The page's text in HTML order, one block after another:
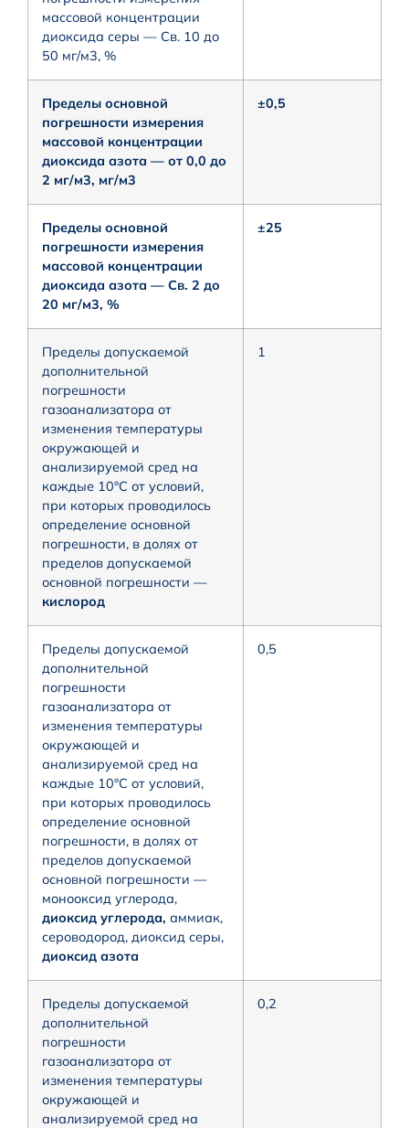
массовой концентрации
диоксида серы — Св. 10 до
50 мг/м3, %
Пределы основной
погрешности измерения
массовой концентрации
диоксида азота — от 0,0 до
2 мг/м3, мг/м3
±0,5
Пределы основной
погрешности измерения
массовой концентрации
диоксида азота — Св. 2 до
20 мг/м3, %
±25
Пределы допускаемой
дополнительной
погрешности
газоанализатора от
изменения температуры
окружающей и
анализируемой сред на
каждые 10°С от условий,
при которых проводилось
определение основной
погрешности, в долях от
пределов допускаемой
основной погрешности —
кислород
1
Пределы допускаемой
дополнительной
погрешности
газоанализатора от
изменения температуры
окружающей и
анализируемой сред на
каждые 10°С от условий,
при которых проводилось
определение основной
погрешности, в долях от
пределов допускаемой
основной погрешности —
монооксид углерода,
диоксид углерода, аммиак,
сероводород, диоксид серы,
диоксид азота
0,5
Пределы допускаемой
дополнительной
погрешности
газоанализатора от
изменения температуры
окружающей и
анализируемой сред на
0,2